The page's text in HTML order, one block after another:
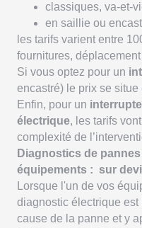
classiques, va-et-
en saillie ou
les tarifs varient entre
fournitures,
Si vous optez pour un
encastré) le prix se
Enfin, pour un
électrique, les tarifs
complexité de
Diagnostics de
équipements : sur
Lorsque l'un de vos
diagnostic électrique
cause de la panne et y